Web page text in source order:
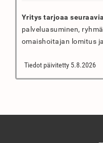
Yritys tarjoaa
palveluasuminen,
omaishoitajan lomitus
Tiedot päivitetty 5.8.2026